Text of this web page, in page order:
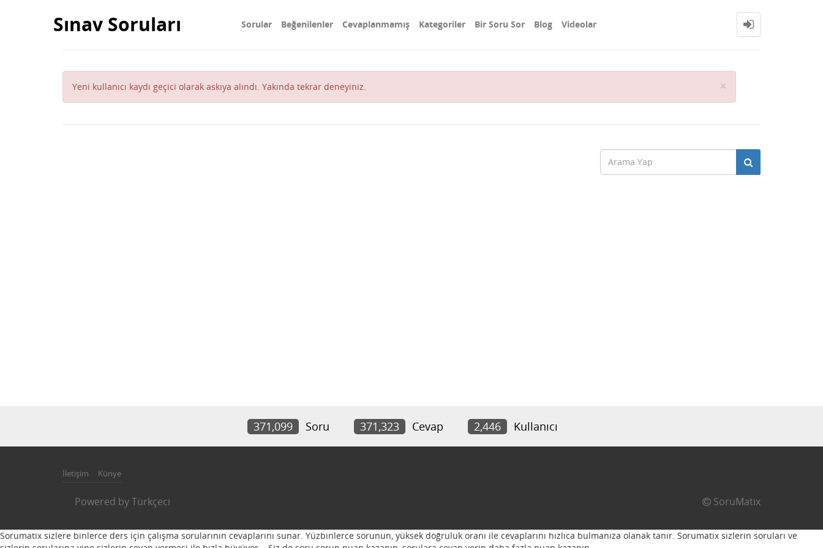
Sınav Soruları Sorular Beğenilenler Cevaplanmamış Kategoriler Bir Soru Sor Blog Videolar
Yeni kullanıcı kaydı geçici olarak askıya alındı. Yakında tekrar deneyiniz. ×
371,099 Soru 371,323 Cevap 2,446 Kullanıcı
İletişim Künye
Powered byTürkçeci SoruMatix
Sorumatix sizlere binlerce ders için çalışma sorularının cevaplarını sunar. Yüzbinlerce sorunun, yüksek doğruluk oranı ile cevaplarını hızlıca bulmanıza olanak tanır. Sorumatix sizlerin soruları ve